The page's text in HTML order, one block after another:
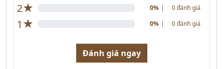
2★ 0% | 0 đánh giá
1 ★ 0% | 0 đánh giá
Đánh giá ngay